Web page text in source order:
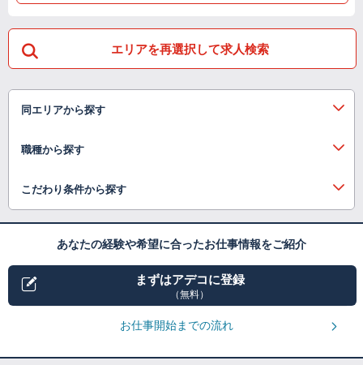
エリアを再選択して求人検索
同エリアから探す
職種から探す
こだわり条件から探す
あなたの経験や希望に合ったお仕事情報をご紹介
まずはアデコに登録
（無料）
お仕事開始までの流れ